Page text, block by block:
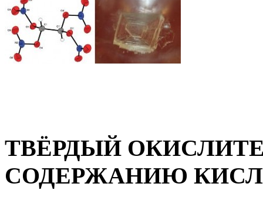
ТВЁРДЫЙ
СОДЕРЖАНИЮ